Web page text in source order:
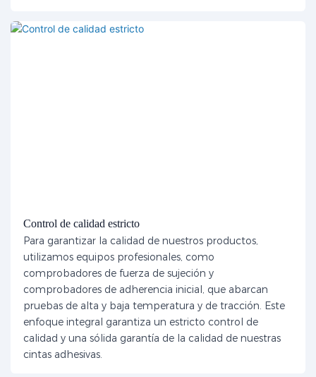
Control de calidad estricto
Para garantizar la calidad de nuestros productos,
utilizamos equipos profesionales, como
comprobadores de fuerza de sujeción y
comprobadores de adherencia inicial, que abarcan
pruebas de alta y baja temperatura y de tracción. Este
enfoque integral garantiza un estricto control de
calidad y una sólida garantía de la calidad de nuestras
cintas adhesivas.